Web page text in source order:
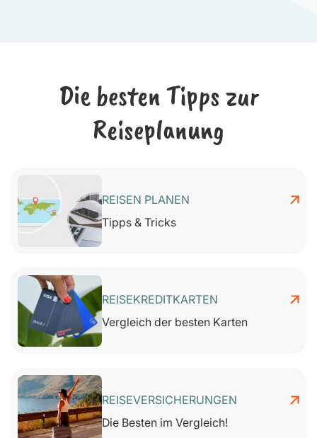
Die besten Tipps zur
Reiseplanung
REISEN PLANEN
Tipps & Tricks
REISEKREDITKARTEN
Vergleich der besten Karten
REISEVERSICHERUNGEN
Die Besten im Vergleich!